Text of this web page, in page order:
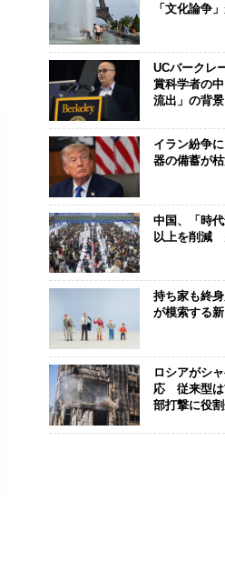
「文化論争
UCバークレ
賞科学者の
流出」の背景
イラン紛争
器の備蓄が
中国、「時
以上を削減
持ち家も終
が模索する
ロシアがシ
応 従来型は
部打撃に役